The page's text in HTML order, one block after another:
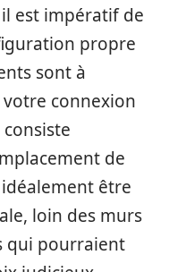
est impératif de
propre
sont à
connexion
de
être
loin des murs
qui pourraient